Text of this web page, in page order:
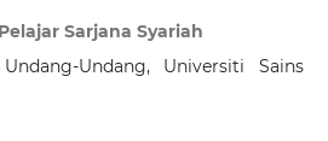
Sarjana Syariah
Undang, Universiti Sains